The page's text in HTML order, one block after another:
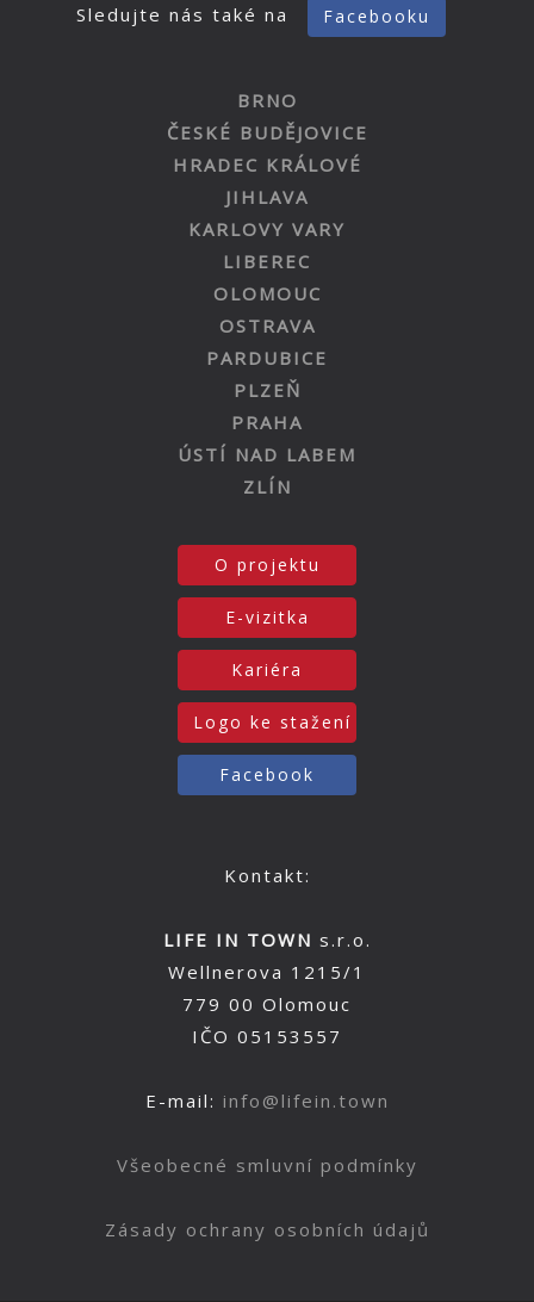
Sledujte nás také na Facebooku
BRNO
ČESKÉ BUDĚJOVICE
HRADEC KRÁLOVÉ
JIHLAVA
KARLOVY VARY
LIBEREC
OLOMOUC
OSTRAVA
PARDUBICE
PLZEŇ
PRAHA
ÚSTÍ NAD LABEM
ZLÍN
O projektu
E-vizitka
Kariéra
Logo ke stažení
Facebook
Kontakt:
LIFE IN TOWN s.r.o.
Wellnerova 1215/1
779 00 Olomouc
IČO 05153557
E-mail: info@lifein.town
Všeobecné smluvní podmínky
Zásady ochrany osobních údajů